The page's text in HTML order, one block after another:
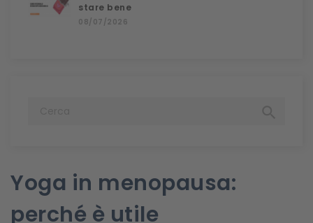
stare bene
08/07/2026
Yoga in menopausa:
perché è utile